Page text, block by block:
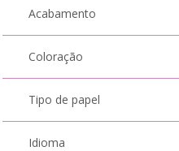
Acabamento
Coloração
Tipo de papel
Idioma